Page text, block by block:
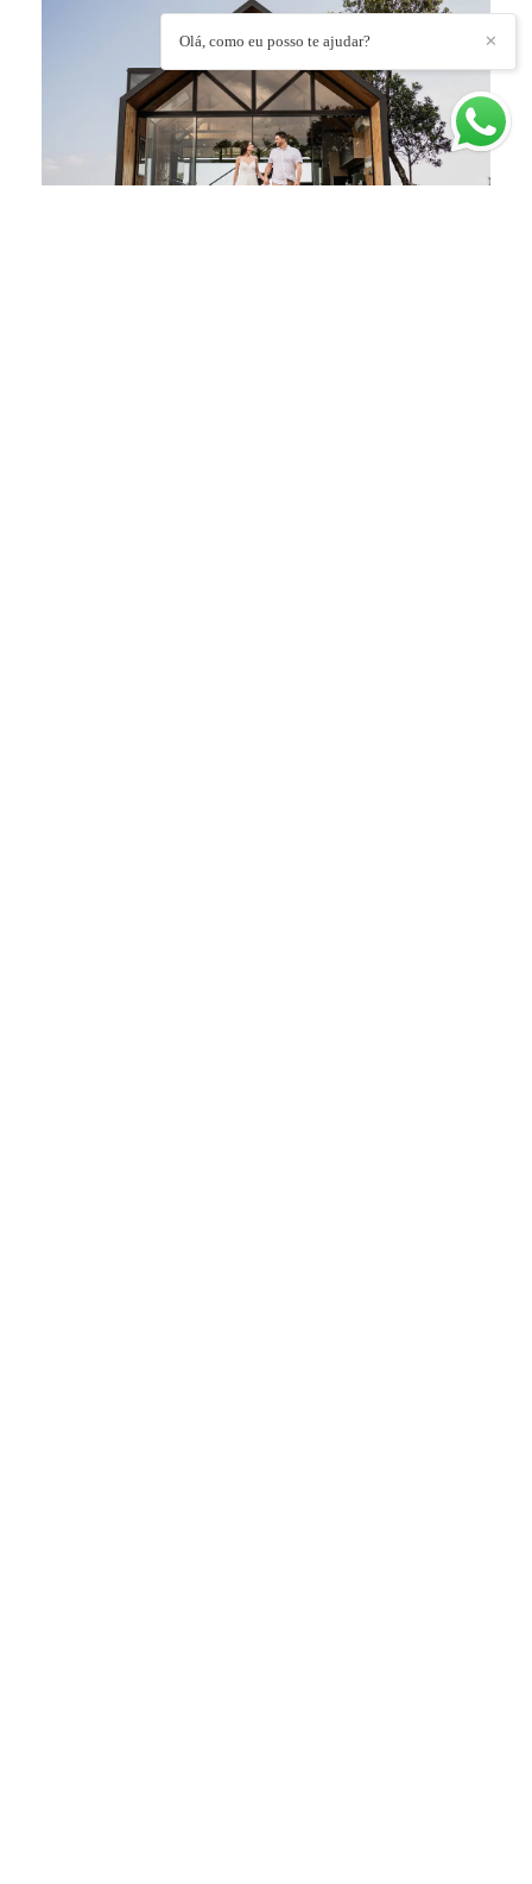
✕
Olá, como eu posso te ajudar?